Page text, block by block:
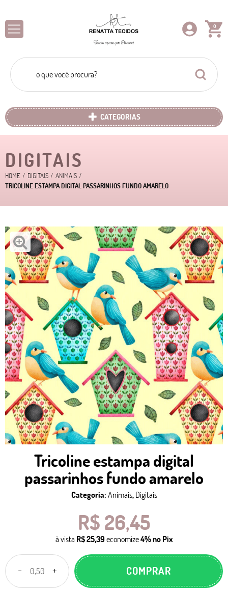
0
CATEGORIAS
DIGITAIS
HOME DIGITAIS
ANIMAIS
TRICOLINE ESTAMPA DIGITAL PASSARINHOS FUNDO AMARELO
Tricoline estampa digital
passarinhos fundo amarelo
Categoria: Animais, Digitais
R$ 26,45
à vista R$ 25,39 economize4%no Pix
COMPRAR